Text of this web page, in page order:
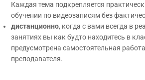
Каждая тема подкрепляется
обучении по видеозаписям без
дистанционно, когда с вами всегда в
занятиях вы как будто находитесь в
предусмотрена самостоятельная
преподавателя.